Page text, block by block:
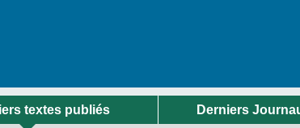
textes publiés Derniers